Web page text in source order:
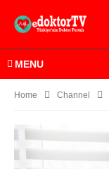
MENU
Home Channel